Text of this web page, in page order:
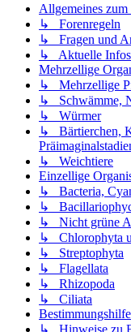
Allgemeines
↳ Forenregeln
↳ Fragen und
↳ Aktuelle Infos
Mehrzellige
↳ Mehrzellige
↳ Schwämme,
↳ Würmer
↳ Bärtierchen,
↳ Weichtiere
Einzellige
↳ Bacteria,
↳
↳ Nicht grüne
↳ Chlorophyta
↳ Streptophyta
↳ Flagellata
↳ Rhizopoda
↳ Ciliata
Bestimmungshilfe
↳ Hinweise zu